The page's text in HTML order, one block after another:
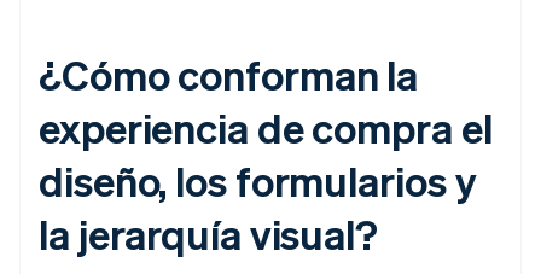
¿Cómo conforman la
experiencia de compra el
diseño, los formularios y
la jerarquía visual?